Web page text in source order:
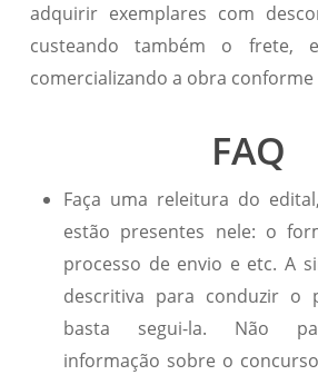
adquirir exemplares com
custeando também o frete,
comercializando a obra conforme
FAQ
Faça uma releitura do
estão presentes nele: o
processo de envio e etc. A
descritiva para conduzir o
basta segui-la. Não
informação sobre o